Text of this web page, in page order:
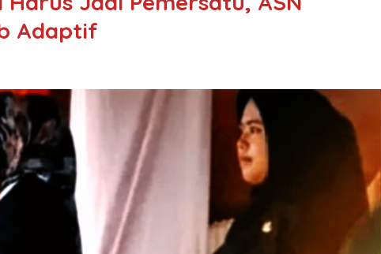
Adaptif